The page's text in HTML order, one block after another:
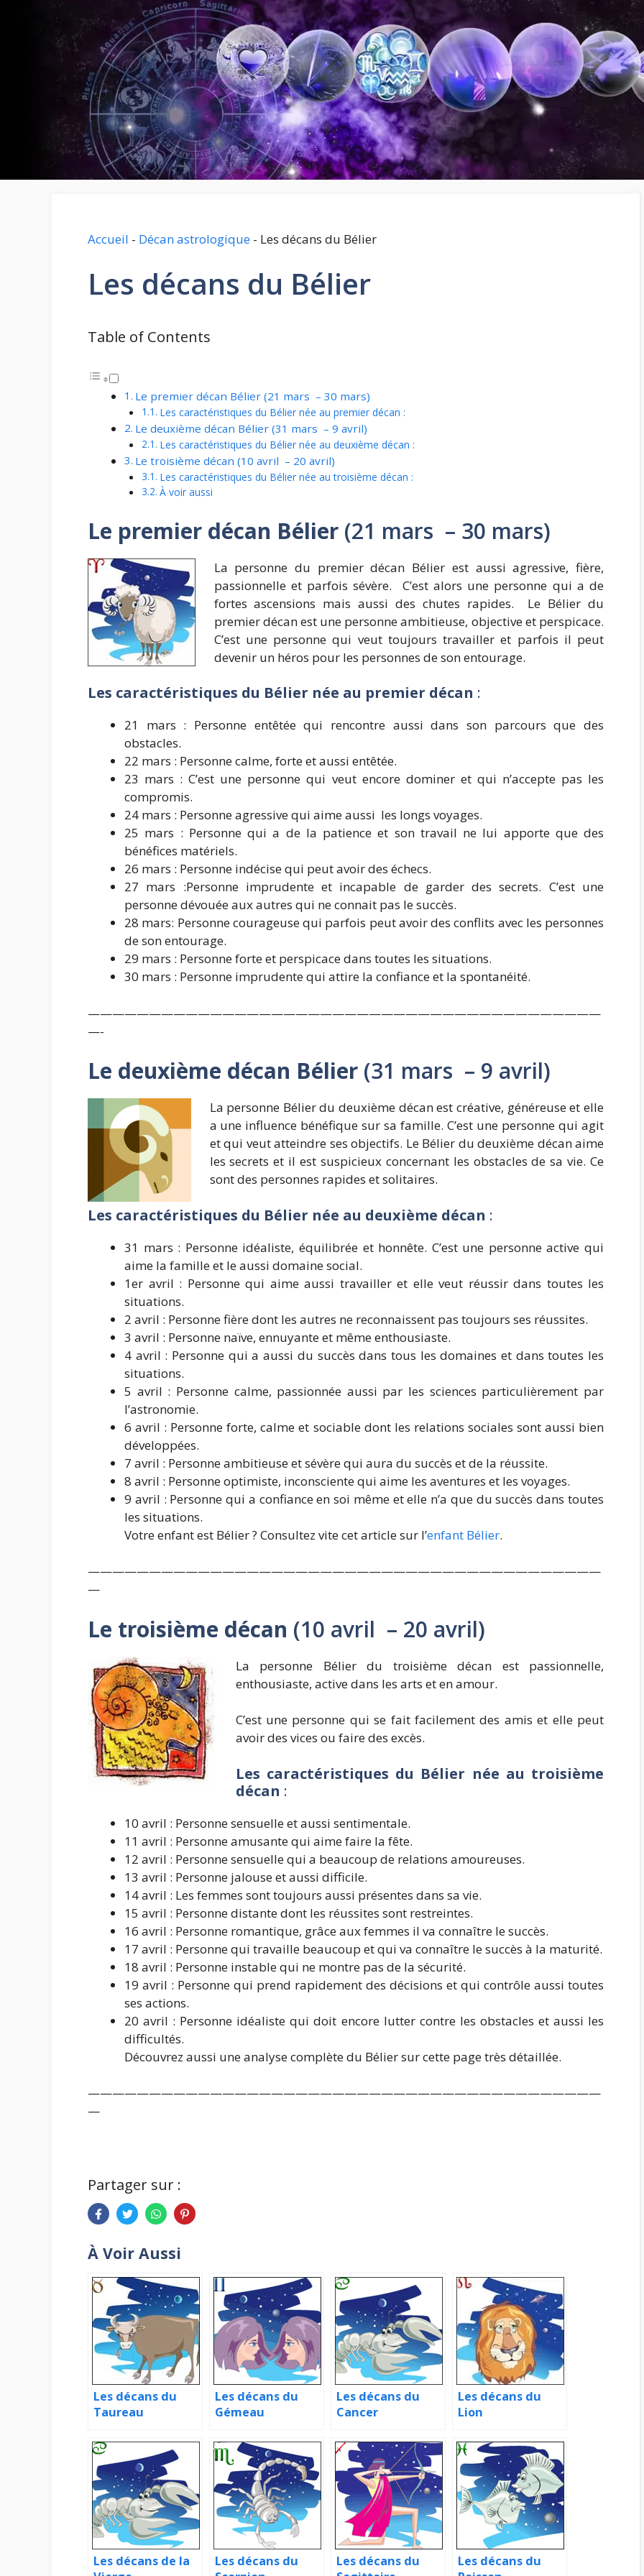
Accueil - Décan astrologique - Les décans du Bélier
Les décans du Bélier
Table of Contents
Le premier décan Bélier (21 mars – 30 mars)
Les caractéristiques du Bélier née au premier décan :
Le deuxième décan Bélier (31 mars – 9 avril)
Les caractéristiques du Bélier née au deuxième décan :
Le troisième décan (10 avril – 20 avril)
Les caractéristiques du Bélier née au troisième décan :
À voir aussi
Le premier décan Bélier (21 mars – 30 mars)
La personne du premier décan Bélier est aussi agressive, fière,
passionnelle et parfois sévère. C’est alors une personne qui a de
fortes ascensions mais aussi des chutes rapides. Le Bélier du
premier décan est une personne ambitieuse, objective et perspicace.
C’est une personne qui veut toujours travailler et parfois il peut
devenir un héros pour les personnes de son entourage.
Les caractéristiques du Bélier née au premier décan :
21 mars : Personne entêtée qui rencontre aussi dans son parcours que des
obstacles.
22 mars : Personne calme, forte et aussi entêtée.
23 mars : C’est une personne qui veut encore dominer et qui n’accepte pas les
compromis.
24 mars : Personne agressive qui aime aussi les longs voyages.
25 mars : Personne qui a de la patience et son travail ne lui apporte que des
bénéfices matériels.
26 mars : Personne indécise qui peut avoir des échecs.
27 mars :Personne imprudente et incapable de garder des secrets. C’est une
personne dévouée aux autres qui ne connait pas le succès.
28 mars: Personne courageuse qui parfois peut avoir des conflits avec les personnes
de son entourage.
29 mars : Personne forte et perspicace dans toutes les situations.
30 mars : Personne imprudente qui attire la confiance et la spontanéité.
——————————————————————————————————————————
—-
Le deuxième décan Bélier (31 mars – 9 avril)
La personne Bélier du deuxième décan est créative, généreuse et elle
a une influence bénéfique sur sa famille. C’est une personne qui agit
et qui veut atteindre ses objectifs. Le Bélier du deuxième décan aime
les secrets et il est suspicieux concernant les obstacles de sa vie. Ce
sont des personnes rapides et solitaires.
Les caractéristiques du Bélier née au deuxième décan :
31 mars : Personne idéaliste, équilibrée et honnête. C’est une personne active qui
aime la famille et le aussi domaine social.
1er avril : Personne qui aime aussi travailler et elle veut réussir dans toutes les
situations.
2 avril : Personne fière dont les autres ne reconnaissent pas toujours ses réussites.
3 avril : Personne naïve, ennuyante et même enthousiaste.
4 avril : Personne qui a aussi du succès dans tous les domaines et dans toutes les
situations.
5 avril : Personne calme, passionnée aussi par les sciences particulièrement par
l’astronomie.
6 avril : Personne forte, calme et sociable dont les relations sociales sont aussi bien
développées.
7 avril : Personne ambitieuse et sévère qui aura du succès et de la réussite.
8 avril : Personne optimiste, inconsciente qui aime les aventures et les voyages.
9 avril : Personne qui a confiance en soi même et elle n’a que du succès dans toutes
les situations.
Votre enfant est Bélier ? Consultez vite cet article sur l’enfant Bélier.
——————————————————————————————————————————
—
Le troisième décan (10 avril – 20 avril)
La personne Bélier du troisième décan est passionnelle,
enthousiaste, active dans les arts et en amour.
C’est une personne qui se fait facilement des amis et elle peut
avoir des vices ou faire des excès.
Les caractéristiques du Bélier née au troisième
décan :
10 avril : Personne sensuelle et aussi sentimentale.
11 avril : Personne amusante qui aime faire la fête.
12 avril : Personne sensuelle qui a beaucoup de relations amoureuses.
13 avril : Personne jalouse et aussi difficile.
14 avril : Les femmes sont toujours aussi présentes dans sa vie.
15 avril : Personne distante dont les réussites sont restreintes.
16 avril : Personne romantique, grâce aux femmes il va connaître le succès.
17 avril : Personne qui travaille beaucoup et qui va connaître le succès à la maturité.
18 avril : Personne instable qui ne montre pas de la sécurité.
19 avril : Personne qui prend rapidement des décisions et qui contrôle aussi toutes
ses actions.
20 avril : Personne idéaliste qui doit encore lutter contre les obstacles et aussi les
difficultés.
Découvrez aussi une analyse complète du Bélier sur cette page très détaillée.
——————————————————————————————————————————
—
Partager sur :
À Voir Aussi
Les décans du
Taureau
Les décans du
Gémeau
Les décans du
Cancer
Les décans du
Lion
Les décans de la
Les décans du
Les décans du
Les décans du